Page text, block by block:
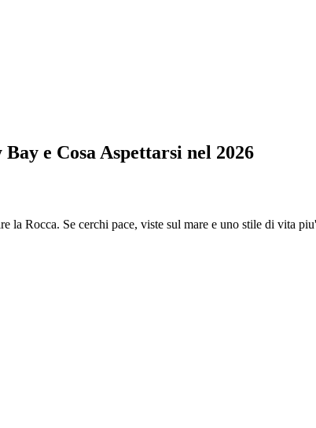
e Cosa Aspettarsi nel 2026
Rocca. Se cerchi pace, viste sul mare e uno stile di vita